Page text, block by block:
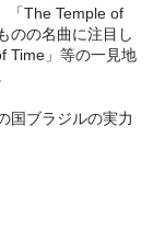
「The Temple of
のの名曲に注目し
Time」等の一見地
国ブラジルの実力